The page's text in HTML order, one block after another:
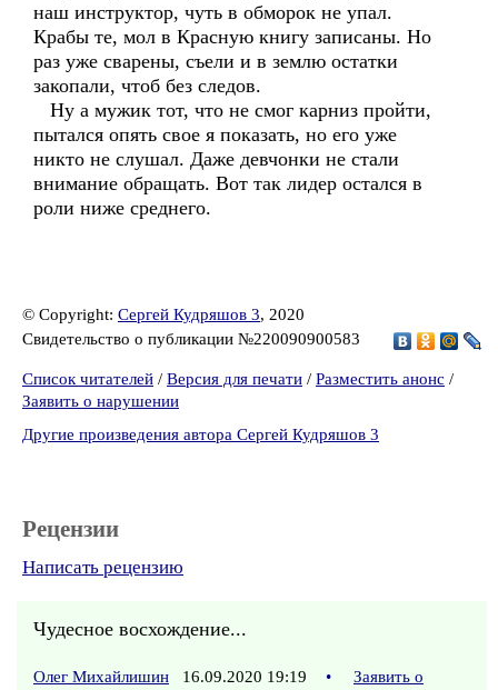
наш инструктор, чуть в обморок не упал.
Крабы те, мол в Красную книгу записаны. Но
раз уже сварены, съели и в землю остатки
закопали, чтоб без следов.
Ну а мужик тот, что не смог карниз пройти,
пытался опять свое я показать, но его уже
никто не слушал. Даже девчонки не стали
внимание обращать. Вот так лидер остался в
роли ниже среднего.
© Copyright: Сергей Кудряшов 3, 2020
Свидетельство о публикации №220090900583
Список читателей / Версия для печати / Разместить анонс /
Заявить о нарушении
Другие произведения автора Сергей Кудряшов 3
Рецензии
Написать рецензию
Чудесное восхождение...
Олег Михайлишин 16.09.2020 19:19 •
Заявить о